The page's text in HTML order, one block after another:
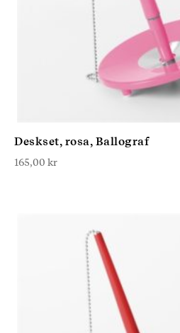
Deskset, rosa, Ballograf
165,00 kr